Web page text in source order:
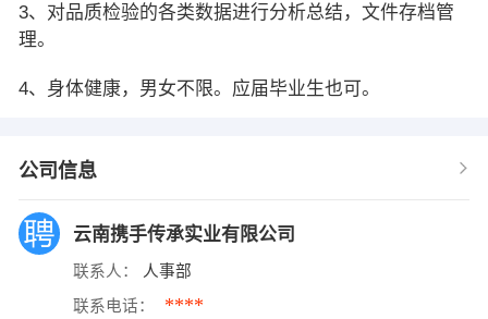
3、对品质检验的各类数据进行分析总结，文件存档管
理。
4、身体健康，男女不限。应届毕业生也可。
公司信息
云南携手传承实业有限公司
联系人： 人事部
联系电话： ****